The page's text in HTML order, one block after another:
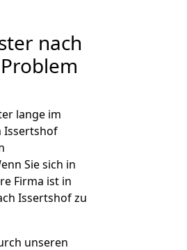
nach
lange im
Issertshof
Sie sich in
Firma ist in
Issertshof zu
unseren